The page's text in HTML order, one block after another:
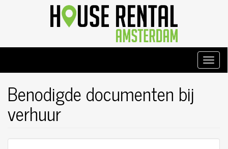
Toggle
Benodigde documenten bij
verhuur